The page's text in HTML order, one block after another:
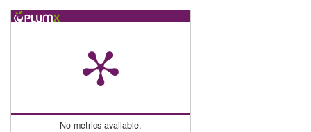
No metrics available.